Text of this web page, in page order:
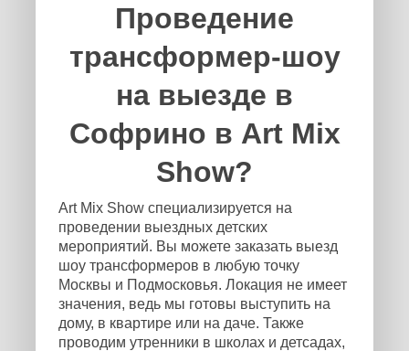
Проведение
трансформер-шоу
на выезде в
Софрино в Art Mix
Show?
Art Mix Show специализируется на
проведении выездных детских
мероприятий. Вы можете заказать выезд
шоу трансформеров в любую точку
Москвы и Подмосковья. Локация не имеет
значения, ведь мы готовы выступить на
дому, в квартире или на даче. Также
проводим утренники в школах и детсадах,